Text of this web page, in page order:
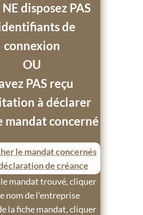
disposez PAS
de
connexion
OU
PAS reçu
à déclarer
mandat concerné
le mandat concernés
de créance
mandat trouvé, cliquer
nom de l'entreprise
la fiche mandat, cliquer